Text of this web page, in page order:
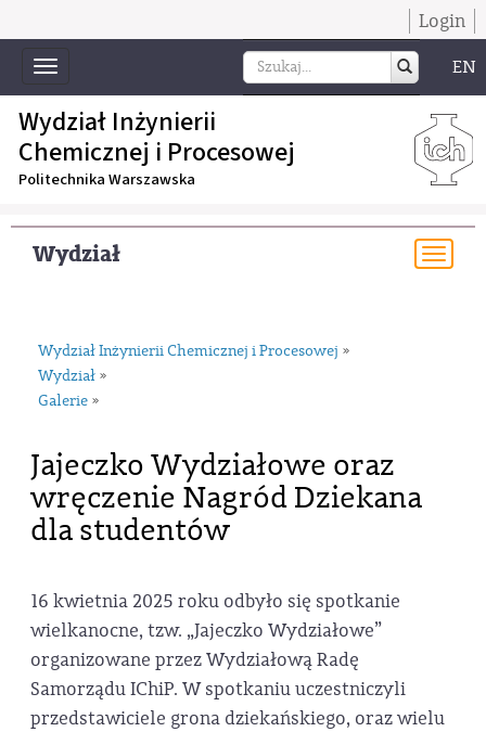
Login
Toggle
navigation
EN
Wydział Inżynierii
Chemicznej i Procesowej
Politechnika Warszawska
Wydział
Wydział Inżynierii Chemicznej i Procesowej »
Wydział »
Galerie »
Jajeczko Wydziałowe oraz
wręczenie Nagród Dziekana
dla studentów
16 kwietnia 2025 roku odbyło się spotkanie
wielkanocne, tzw. „Jajeczko Wydziałowe”
organizowane przez Wydziałową Radę
Samorządu IChiP. W spotkaniu uczestniczyli
przedstawiciele grona dziekańskiego, oraz wielu